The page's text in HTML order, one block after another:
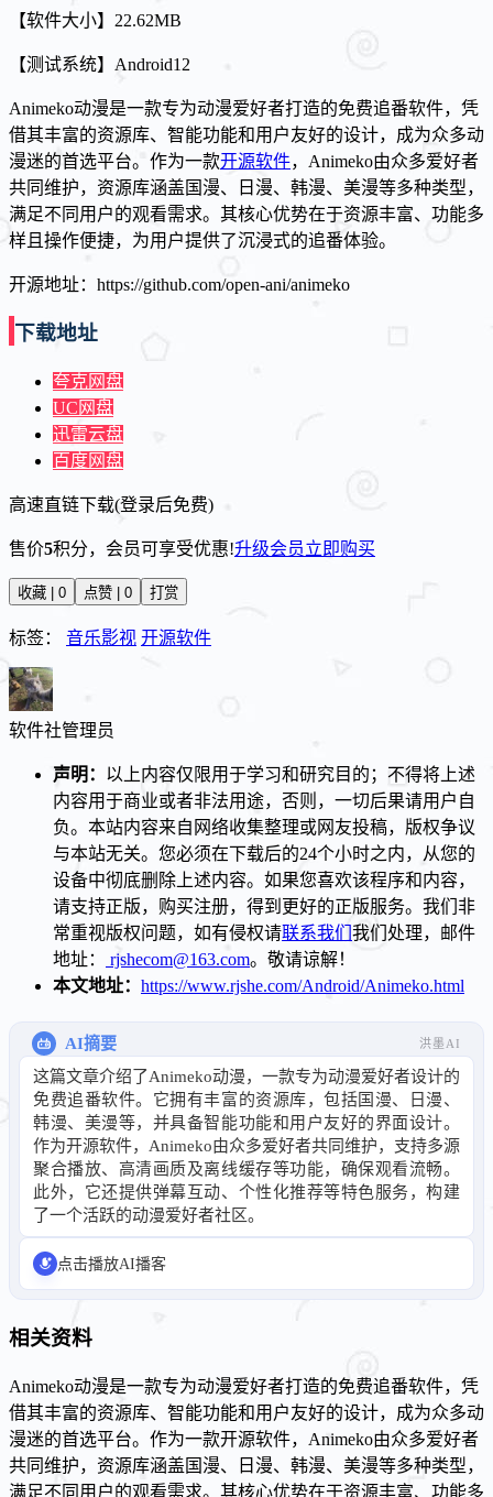
【软件大小】22.62MB
【测试系统】Android12
Animeko动漫是一款专为动漫爱好者打造的免费追番软件，凭
借其丰富的资源库、智能功能和用户友好的设计，成为众多动
漫迷的首选平台。作为一款开源软件，Animeko由众多爱好者
共同维护，资源库涵盖国漫、日漫、韩漫、美漫等多种类型，
满足不同用户的观看需求。其核心优势在于资源丰富、功能多
样且操作便捷，为用户提供了沉浸式的追番体验。
开源地址：https://github.com/open-ani/animeko
下载地址
夸克网盘
UC网盘
迅雷云盘
百度网盘
高速直链下载(登录后免费)
售价5积分，会员可享受优惠!升级会员立即购买
收藏 | 0 点赞 | 0 打赏
标签： 音乐影视 开源软件
软件社管理员
声明： 以上内容仅限用于学习和研究目的；不得将上述
内容用于商业或者非法用途，否则，一切后果请用户自
负。本站内容来自网络收集整理或网友投稿，版权争议
与本站无关。您必须在下载后的24个小时之内，从您的
设备中彻底删除上述内容。如果您喜欢该程序和内容，
请支持正版，购买注册，得到更好的正版服务。我们非
常重视版权问题，如有侵权请联系我们 我们处理，邮件
地址：
rjshecom@163.com。敬请谅解！
本文地址： https://www.rjshe.com/Android/Animeko.html
AI摘要 洪墨AI
这篇文章介绍了Animeko动漫，一款专为动漫爱好者设计的
免费追番软件。它拥有丰富的资源库，包括国漫、日漫、
韩漫、美漫等，并具备智能功能和用户友好的界面设计。
作为开源软件，Animeko由众多爱好者共同维护，支持多源
聚合播放、高清画质及离线缓存等功能，确保观看流畅。
此外，它还提供弹幕互动、个性化推荐等特色服务，构建
了一个活跃的动漫爱好者社区。
点击播放AI播客
相关资料
Animeko动漫是一款专为动漫爱好者打造的免费追番软件，凭
借其丰富的资源库、智能功能和用户友好的设计，成为众多动
漫迷的首选平台。作为一款开源软件，Animeko由众多爱好者
共同维护，资源库涵盖国漫、日漫、韩漫、美漫等多种类型，
满足不同用户的观看需求。其核心优势在于资源丰富、功能多